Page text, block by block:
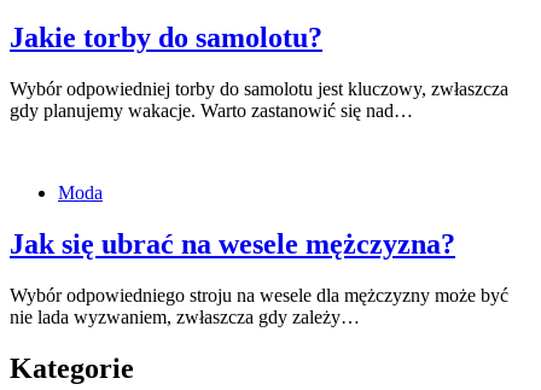
Jakie torby do samolotu?
Wybór odpowiedniej torby do samolotu jest kluczowy, zwłaszcza
gdy planujemy wakacje. Warto zastanowić się nad…
Moda
Jak się ubrać na wesele mężczyzna?
Wybór odpowiedniego stroju na wesele dla mężczyzny może być
nie lada wyzwaniem, zwłaszcza gdy zależy…
Kategorie